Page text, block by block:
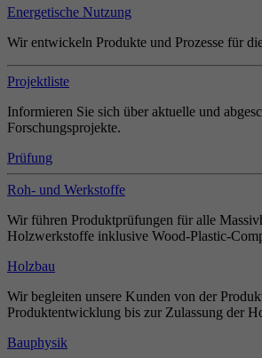
Energetische Nutzung
Wir entwickeln Produkte und Prozesse für
Projektliste
Informieren Sie sich über aktuelle und
Forschungsprojekte.
Prüfung
Roh- und Werkstoffe
Wir führen Produktprüfungen für alle
Holzwerkstoffe inklusive Wood-Plastic-
Holzbau
Wir begleiten unsere Kunden von der
Produktentwicklung bis zur Zulassung der
Bauphysik